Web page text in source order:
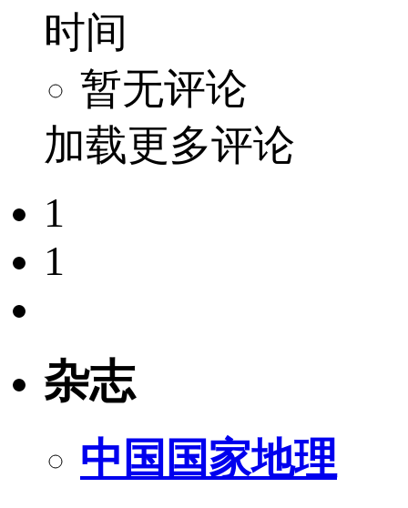
时间
暂无评论
加载更多评论
1
1
杂志
中国国家地理